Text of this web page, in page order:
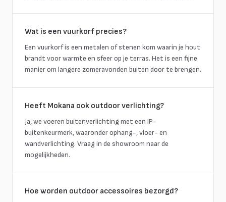
Wat is een vuurkorf precies?
Een vuurkorf is een metalen of stenen kom waarin je hout
brandt voor warmte en sfeer op je terras. Het is een fijne
manier om langere zomeravonden buiten door te brengen.
Heeft Mokana ook outdoor verlichting?
Ja, we voeren buitenverlichting met een IP-
buitenkeurmerk, waaronder ophang-, vloer- en
wandverlichting. Vraag in de showroom naar de
mogelijkheden.
Hoe worden outdoor accessoires bezorgd?